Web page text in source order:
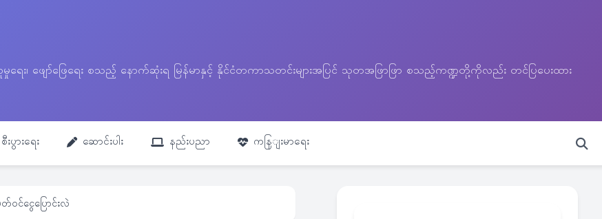
လူမှုရေး၊ ဖျော်ဖြေရေး စသည့် နောက်ဆုံးရ မြန်မာနှင့် နိုင်ငံတကာသတင်းများအပြင် သုတအဖြာဖြာ စသည့်ကဏ္ဍတို့ကိုလည်း တင်ပြပေးထား
စီးပွားရေး ဆောင်းပါး နည်းပညာ ကနြျးမာရေး
င်ငွေပြောင်းလဲ